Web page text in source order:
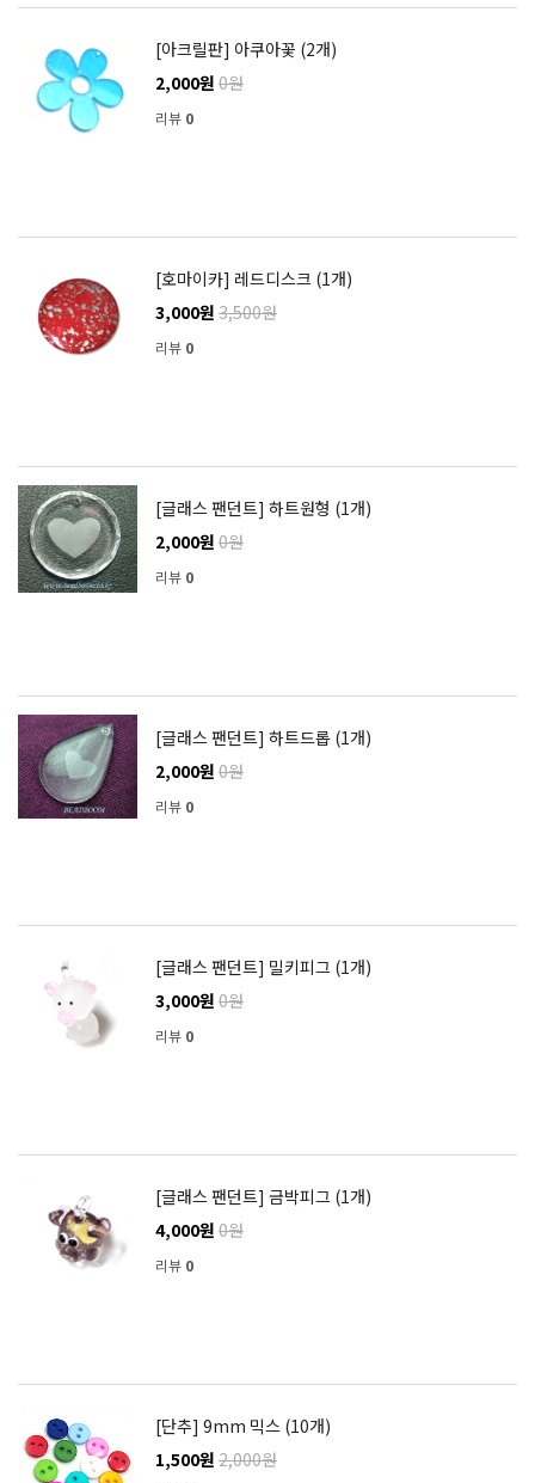
[아크릴판] 아쿠아꽃 (2개)
2,000원 0원
리뷰 0
[호마이카] 레드디스크 (1개)
3,000원 3,500원
리뷰 0
[글래스 팬던트] 하트원형 (1개)
2,000원 0원
리뷰 0
[글래스 팬던트] 하트드롭 (1개)
2,000원 0원
리뷰 0
[글래스 팬던트] 밀키피그 (1개)
3,000원 0원
리뷰 0
[글래스 팬던트] 금박피그 (1개)
4,000원 0원
리뷰 0
[단추] 9mm 믹스 (10개)
1,500원 2,000원